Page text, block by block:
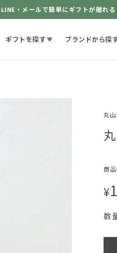
LINE・メールで簡単にギフトが贈れる
ギフトを探す ブランドから探
丸
商
¥